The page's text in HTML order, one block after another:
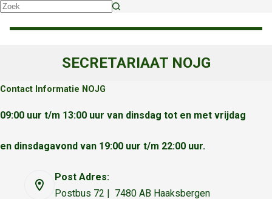
SECRETARIAAT NOJG
Contact Informatie NOJG
09:00 uur t/m 13:00 uur van dinsdag tot en met vrijdag
en dinsdagavond van 19:00 uur t/m 22:00 uur.
Post Adres:
Postbus 72 | 7480 AB Haaksbergen